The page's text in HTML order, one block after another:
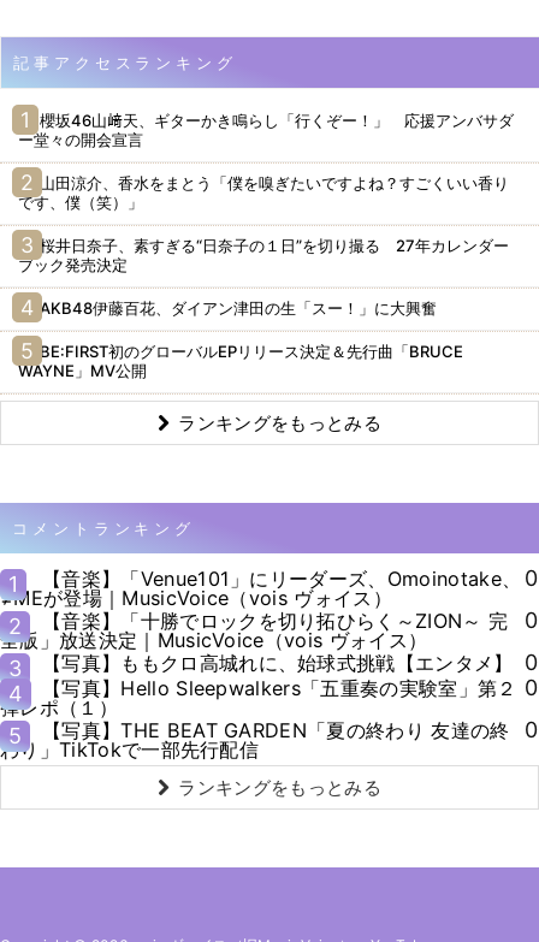
記事アクセスランキング
櫻坂46山﨑天、ギターかき鳴らし「行くぞー！」 応援アンバサダ
ー堂々の開会宣言
山田涼介、香水をまとう「僕を嗅ぎたいですよね？すごくいい香り
です、僕（笑）」
桜井日奈子、素すぎる“日奈子の１日”を切り撮る 27年カレンダー
ブック発売決定
AKB48伊藤百花、ダイアン津田の生「スー！」に大興奮
BE:FIRST初のグローバルEPリリース決定＆先行曲「BRUCE
WAYNE」MV公開
ランキングをもっとみる
コメントランキング
1
【音楽】「Venue101」にリーダーズ、Omoinotake、
≠MEが登場｜MusicVoice（vois ヴォイス）
0
2
【音楽】「十勝でロックを切り拓ひらく～ZION～ 完
全版」放送決定｜MusicVoice（vois ヴォイス）
0
3
【写真】ももクロ高城れに、始球式挑戦【エンタメ】
0
4
【写真】Hello Sleepwalkers「五重奏の実験室」第２
弾レポ（１）
0
5
【写真】THE BEAT GARDEN「夏の終わり 友達の終
わり」TikTokで一部先行配信
0
ランキングをもっとみる